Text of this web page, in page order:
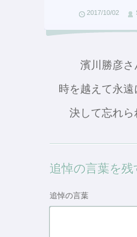
2017/10/02
濱川勝彦さ
時を越えて永
決して忘れら
追悼の言葉を残
追悼の言葉